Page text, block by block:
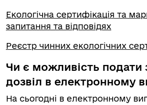
Екологічна сертифікація та
запитання та відповідях
Реєстр чинних екологічних
Чи є можливість подати
дозвіл в електронному
На сьогодні в електронному